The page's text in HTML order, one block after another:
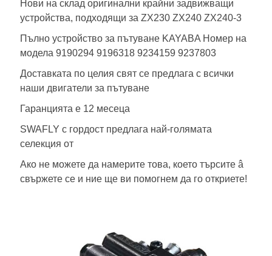
Нови на склад оригинални крайни задвижващи
устройства, подходящи за ZX230 ZX240 ZX240-3
Пълно устройство за пътуване KAYABA Номер на
модела 9190294 9196318 9234159 9237803
Доставката по целия свят се предлага с всички
наши двигатели за пътуване
Гаранцията е 12 месеца
SWAFLY с гордост предлага най-голямата
селекция от
Ако не можете да намерите това, което търсите â
свържете се и ние ще ви помогнем да го откриете!